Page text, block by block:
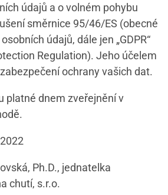
údajů a o volném pohybu
směrnice 95/46/ES (obecné
údajů, dále jen „GDPR“
Regulation). Jeho účelem
ochrany vašich dat.
platné dnem zveřejnění v
Ph.D., jednatelka
chutí, s.r.o.